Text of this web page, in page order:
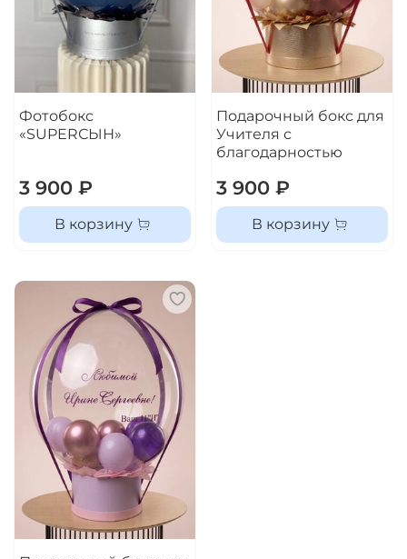
Фотобокс
«SUPERСЫН»
3 900 ₽
В корзину
Подарочный бокс для
Учителя с
благодарностью
3 900 ₽
В корзину